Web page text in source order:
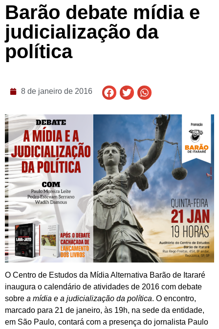
Barão debate mídia e
judicialização da
política
8 de janeiro de 2016
O Centro de Estudos da Mídia Alternativa Barão de Itararé
inaugura o calendário de atividades de 2016 com debate
sobre a mídia e a judicialização da política. O encontro,
marcado para 21 de janeiro, às 19h, na sede da entidade,
em São Paulo, contará com a presença do jornalista Paulo